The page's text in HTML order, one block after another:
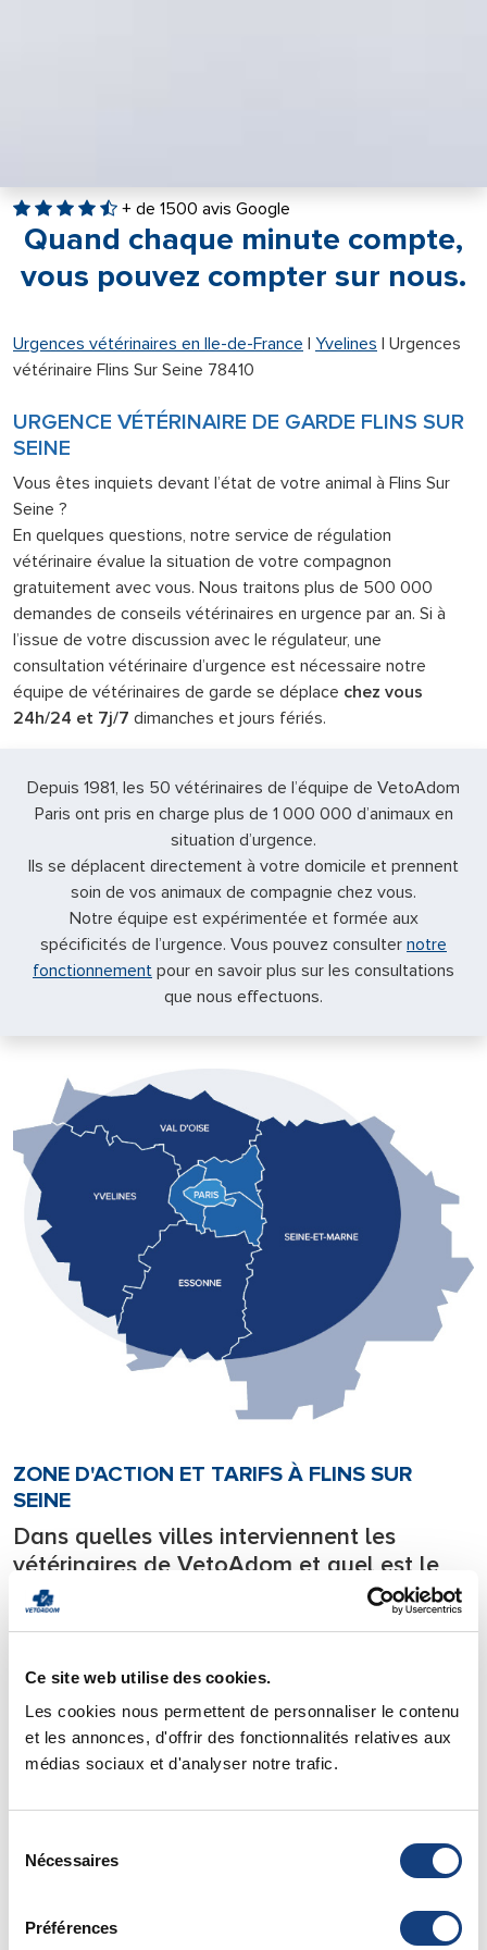
Ce site web utilise des cookies.
Les cookies nous permettent de personnaliser le contenu
et les annonces, d'offrir des fonctionnalités relatives aux
médias sociaux et d'analyser notre trafic.
Nécessaires
Préférences
+ de 1500 avis Google
Quand chaque minute compte,
vous pouvez compter sur nous.
Urgences vétérinaires en Ile-de-France | Yvelines | Urgences
vétérinaire Flins Sur Seine 78410
URGENCE VÉTÉRINAIRE DE GARDE FLINS SUR
SEINE
Vous êtes inquiets devant l’état de votre animal à Flins Sur
Seine ?
En quelques questions, notre service de régulation
vétérinaire évalue la situation de votre compagnon
gratuitement avec vous. Nous traitons plus de 500 000
demandes de conseils vétérinaires en urgence par an. Si à
l’issue de votre discussion avec le régulateur, une
consultation vétérinaire d’urgence est nécessaire notre
équipe de vétérinaires de garde se déplace chez vous
24h/24 et 7j/7 dimanches et jours fériés.
Depuis 1981, les 50 vétérinaires de l’équipe de VetoAdom
Paris ont pris en charge plus de 1 000 000 d’animaux en
situation d’urgence.
Ils se déplacent directement à votre domicile et prennent
soin de vos animaux de compagnie chez vous.
Notre équipe est expérimentée et formée aux
spécificités de l’urgence. Vous pouvez consulter notre
fonctionnement pour en savoir plus sur les consultations
que nous effectuons.
ZONE D'ACTION ET TARIFS À FLINS SUR
SEINE
Dans quelles villes interviennent les
vétérinaires de VetoAdom et quel est le
tarif d’une consultation à domicile à Flins
Sur Seine?
départements l’Ile de France.
Nous intervenons en urgence
7j/7 directement à votre
domicile
avec tout le matériel nécessaire à la prise en
charge des urgences et soignons votre animal de compagnie
directement chez lui.
Pour savoir si votre ville est située dans notre zone
d’intervention vous pouvez consulter notre page dezone
Vous y trouverez également
de nos déplacements